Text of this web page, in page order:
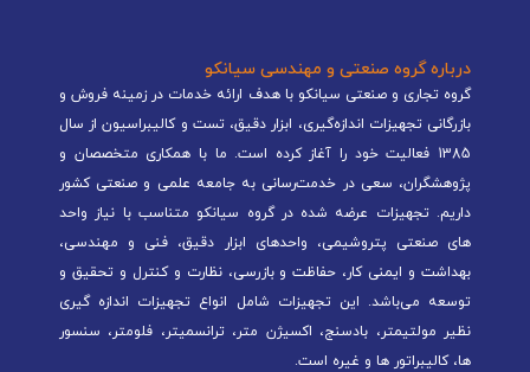
درباره گروه صنعتی و مهندسی سیانکو
گروه تجاری و صنعتی سیانکو با هدف ارائه خدمات در زمینه فروش و
بازرگانی تجهیزات اندازه‌گیری، ابزار دقیق، تست و کالیبراسیون از سال
1385 فعالیت خود را آغاز کرده است. ما با همکاری متخصصان و
پژوهشگران، سعی در خدمت‌رسانی به جامعه علمی و صنعتی کشور
داریم. تجهیزات عرضه شده در گروه سیانکو متناسب با نیاز واحد
های صنعتی پتروشیمی، واحدهای ابزار دقیق، فنی و مهندسی،
بهداشت و ایمنی کار، حفاظت و بازرسی، نظارت و کنترل و تحقیق و
توسعه می‌باشد. این تجهیزات شامل انواع تجهیزات اندازه گیری
نظیر مولتیمتر، بادسنج، اکسیژن متر، ترانسمیتر، فلومتر، سنسور
ها، کالیبراتور ها و غیره است.